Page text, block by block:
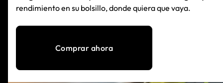
rendimiento en su bolsillo, donde quiera que vaya.
Comprar ahora